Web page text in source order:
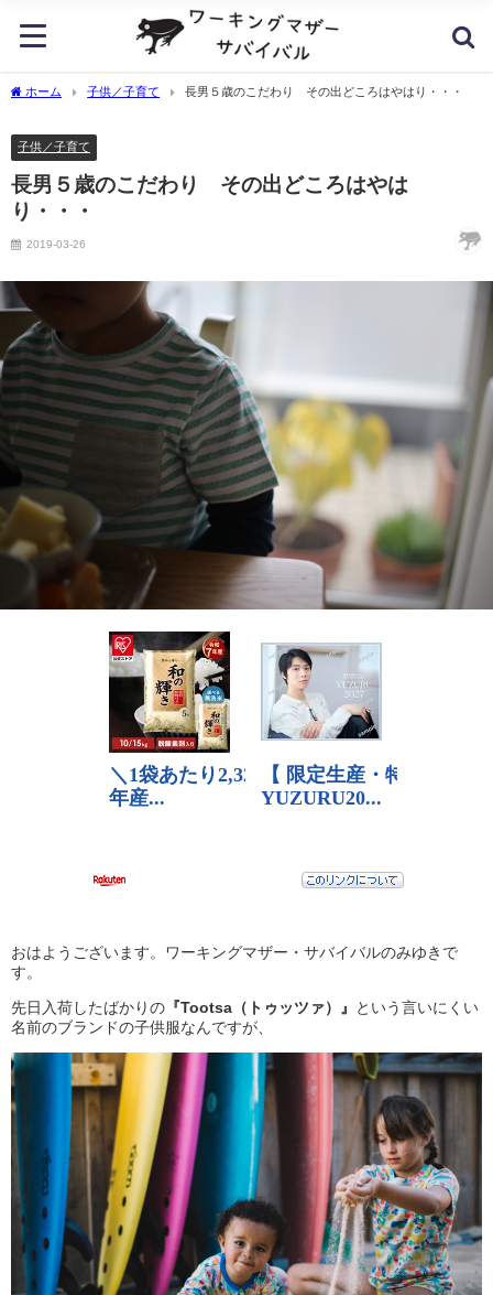
ホーム 子供／子育て 長男５歳のこだわり その出どころはやはり・・・
子供／子育て
長男５歳のこだわり その出どころはやは
り・・・
2019-03-26
おはようございます。ワーキングマザー・サバイバルのみゆきで
す。
先日入荷したばかりの 『Tootsa（トゥッツァ）』
という言いにくい
名前のブランドの子供服なんですが、